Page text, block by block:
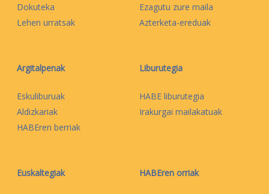
Dokuteka
Lehen urratsak
Ezagutu zure maila
Azterketa-ereduak
Argitalpenak
Eskuliburuak
Aldizkariak
HABEren berriak
Liburutegia
HABE liburutegia
Irakurgai mailakatuak
Euskaltegiak HABEren orriak